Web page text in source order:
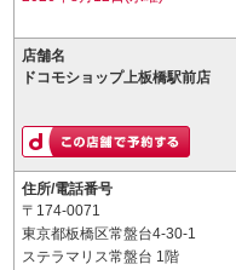
店舗名
ドコモショップ上板橋駅前店
住所/電話番号
〒174-0071
東京都板橋区常盤台4-30-1
ステラマリス常盤台 1階